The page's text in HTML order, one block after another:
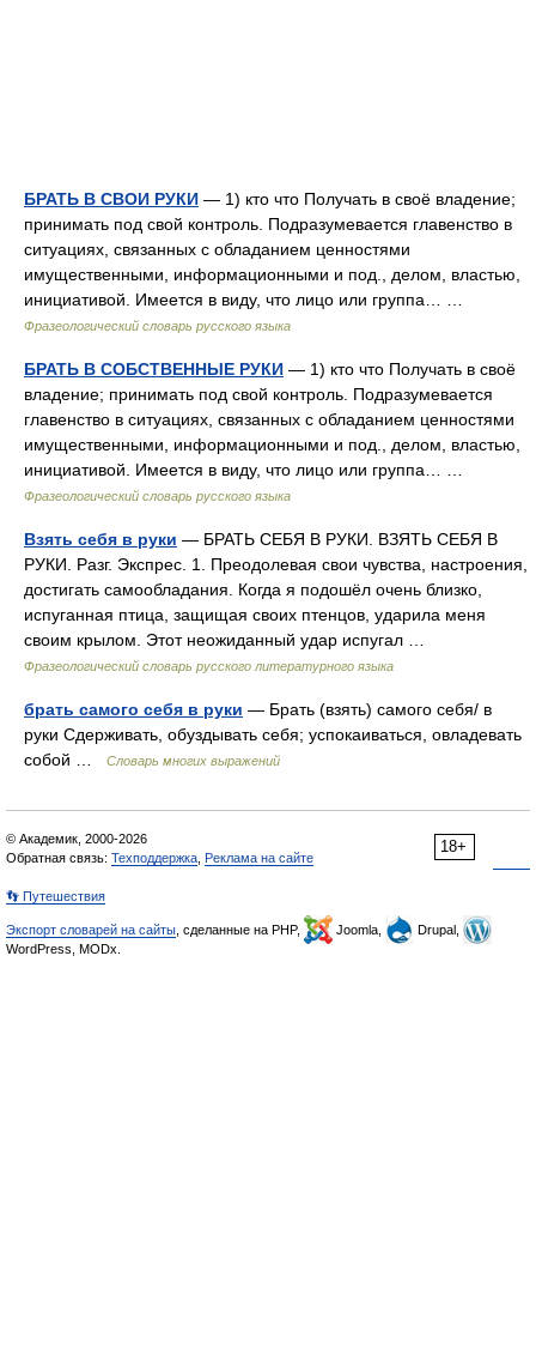
БРАТЬ В СВОИ РУКИ — 1) кто что Получать в своё владение;
принимать под свой контроль. Подразумевается главенство в
ситуациях, связанных с обладанием ценностями
имущественными, информационными и под., делом, властью,
инициативой. Имеется в виду, что лицо или группа… …
Фразеологический словарь русского языка
БРАТЬ В СОБСТВЕННЫЕ РУКИ — 1) кто что Получать в своё
владение; принимать под свой контроль. Подразумевается
главенство в ситуациях, связанных с обладанием ценностями
имущественными, информационными и под., делом, властью,
инициативой. Имеется в виду, что лицо или группа… …
Фразеологический словарь русского языка
Взять себя в руки — БРАТЬ СЕБЯ В РУКИ. ВЗЯТЬ СЕБЯ В
РУКИ. Разг. Экспрес. 1. Преодолевая свои чувства, настроения,
достигать самообладания. Когда я подошёл очень близко,
испуганная птица, защищая своих птенцов, ударила меня
своим крылом. Этот неожиданный удар испугал …
Фразеологический словарь русского литературного языка
брать самого себя в руки — Брать (взять) самого себя/ в
руки Сдерживать, обуздывать себя; успокаиваться, овладевать
собой …
Словарь многих выражений
18+
© Академик, 2000-2026
Обратная связь: Техподдержка Реклама на сайте
👣 Путешествия
Экспорт словарей на сайты , сделанные на PHP, Joomla,
Drupal,
WordPress, MODx.